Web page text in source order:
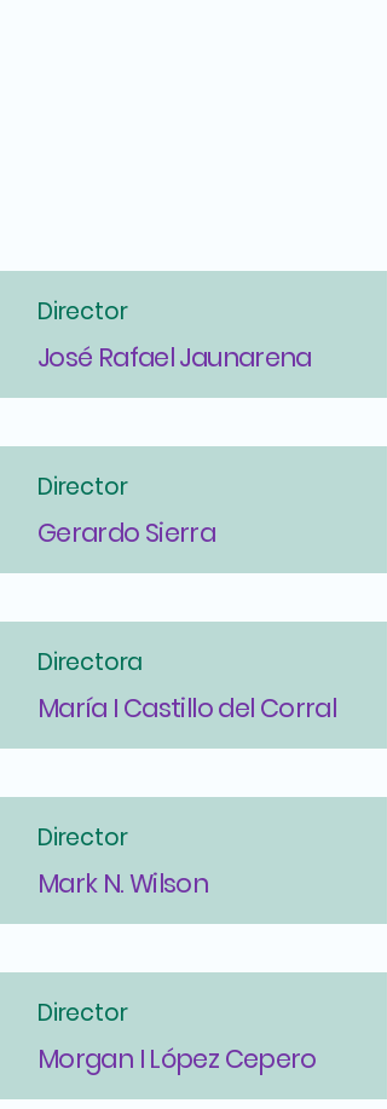
Director
José Rafael Jaunarena
Director
Gerardo Sierra
Directora
María I Castillo del Corral
Director
Mark N. Wilson
Director
Morgan I López Cepero